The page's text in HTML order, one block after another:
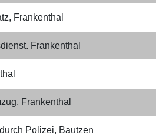
Frankenthal
Frankenthal
Frankenthal
Polizei, Bautzen